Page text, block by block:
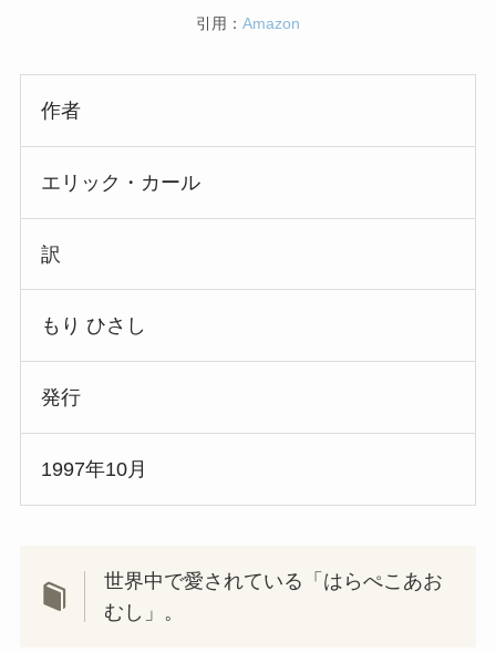
引用： Amazon
作者
エリック・カール
訳
もり ひさし
発行
1997年10月
世界中で愛されている「はらぺこあお
むし」。